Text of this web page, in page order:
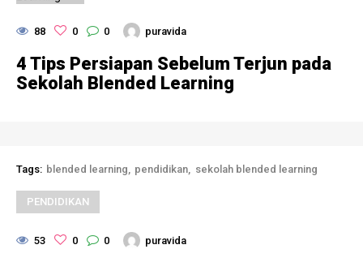
88 0 0 puravida
4 Tips Persiapan Sebelum Terjun pada
Sekolah Blended Learning
Tags: blended learning pendidikan sekolah blended learning
PENDIDIKAN
53 0 0 puravida